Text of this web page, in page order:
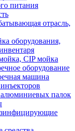
питания
отрасль,
оборудования,
CIP мойка
оборудование
машина
палок